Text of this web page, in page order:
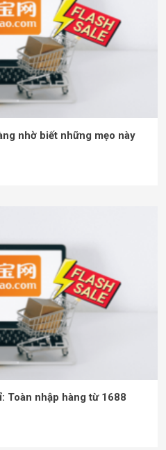
nhờ biết những mẹo này
Toàn nhập hàng từ 1688